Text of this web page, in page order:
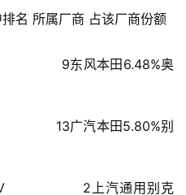
名 所属厂商 占该厂商份额